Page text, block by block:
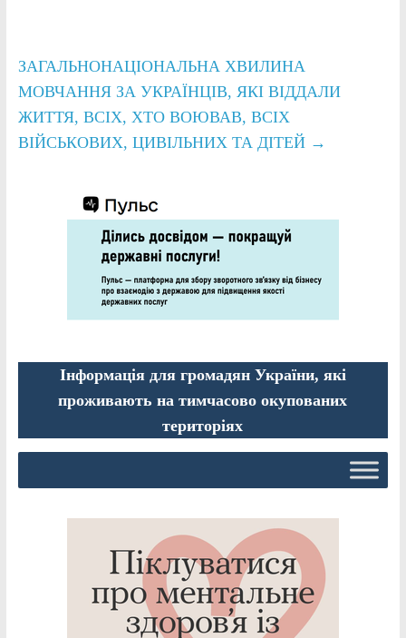
ЗАГАЛЬНОНАЦІОНАЛЬНА ХВИЛИНА
МОВЧАННЯ ЗА УКРАЇНЦІВ, ЯКІ ВІДДАЛИ
ЖИТТЯ, ВСІХ, ХТО ВОЮВАВ, ВСІХ
ВІЙСЬКОВИХ, ЦИВІЛЬНИХ ТА ДІТЕЙ →
Інформація для громадян України, які
проживають на тимчасово окупованих
територіях